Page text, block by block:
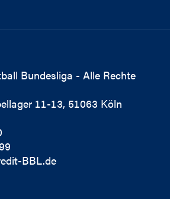
Bundesliga - Alle Rechte
11-13, 51063 Köln
BBL.de